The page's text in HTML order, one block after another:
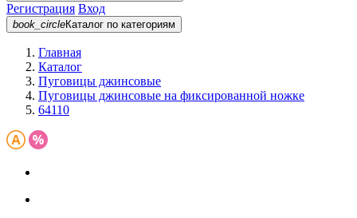
Регистрация Вход
book_circleКаталог по категориям
Главная
Каталог
Пуговицы джинсовые
Пуговицы джинсовые на фиксированной ножке
64110